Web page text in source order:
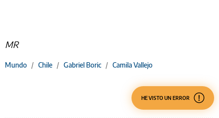
MR
Mundo / Chile / Gabriel Boric / Camila Vallejo
HE VISTO UN ERROR